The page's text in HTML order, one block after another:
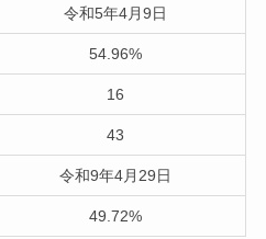
令和5年4月9日
54.96%
16
43
令和9年4月29日
49.72%